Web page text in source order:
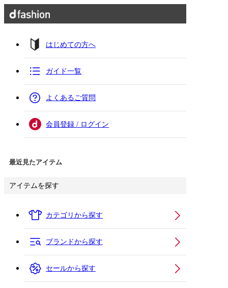
はじめての方へ
ガイド一覧
よくあるご質問
会員登録 / ログイン
最近見たアイテム
アイテムを探す
カテゴリから探す
ブランドから探す
セールから探す